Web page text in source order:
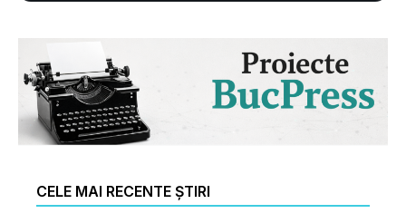
CELE MAI RECENTE ȘTIRI